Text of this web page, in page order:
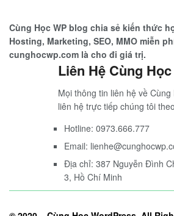
Cùng Học WP blog chia sẻ kiến thức
Hosting, Marketing, SEO, MMO miễn
cunghocwp.com là cho đi giá trị.
Liên Hệ Cùng
Mọi thông tin liên hệ về
liên hệ trực tiếp chúng tôi
Hotline: 0973.666.777
Email:
Địa chỉ: 387 Nguyễn Đình
3, Hồ Chí Minh